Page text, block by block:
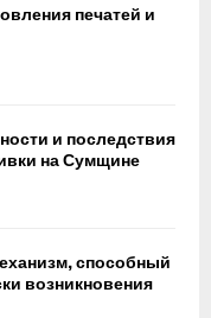
печатей и
и последствия
на Сумщине
способный
возникновения